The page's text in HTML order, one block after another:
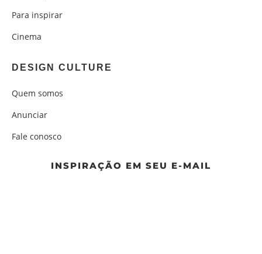
Para inspirar
Cinema
DESIGN CULTURE
Quem somos
Anunciar
Fale conosco
INSPIRAÇÃO EM SEU E-MAIL